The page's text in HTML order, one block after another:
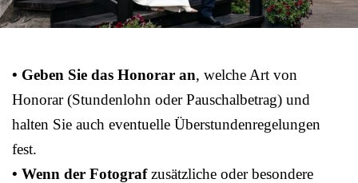
• Geben Sie das Honorar an, welche Art von
Honorar (Stundenlohn oder Pauschalbetrag) und
halten Sie auch eventuelle Überstundenregelungen
fest.
• Wenn der Fotografzusätzliche oder besondere